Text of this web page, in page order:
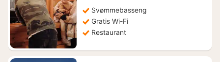
Svømmebasseng
Gratis Wi-Fi
Restaurant